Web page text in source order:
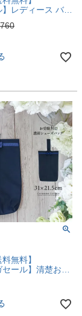
グ フォーマルに合うバッグ YUP12《メール便優先商品》
無料】
ンプル上履きバッグ YUP12《メール便優先商品》